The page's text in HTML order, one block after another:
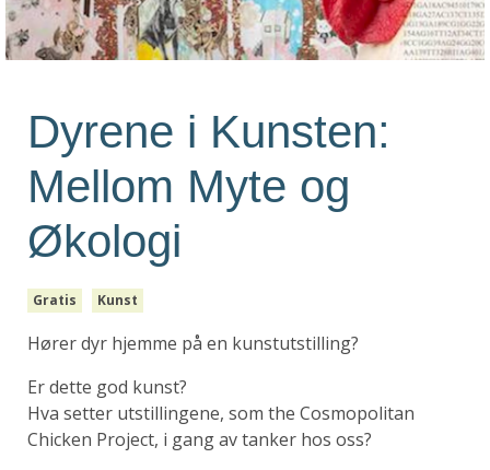
Dyrene i Kunsten:
Mellom Myte og
Økologi
Gratis Kunst
Hører dyr hjemme på en kunstutstilling?
Er dette god kunst?
Hva setter utstillingene, som the Cosmopolitan
Chicken Project, i gang av tanker hos oss?